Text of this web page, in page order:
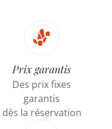
Prix garantis
Des prix fixes
garantis
dès la réservation